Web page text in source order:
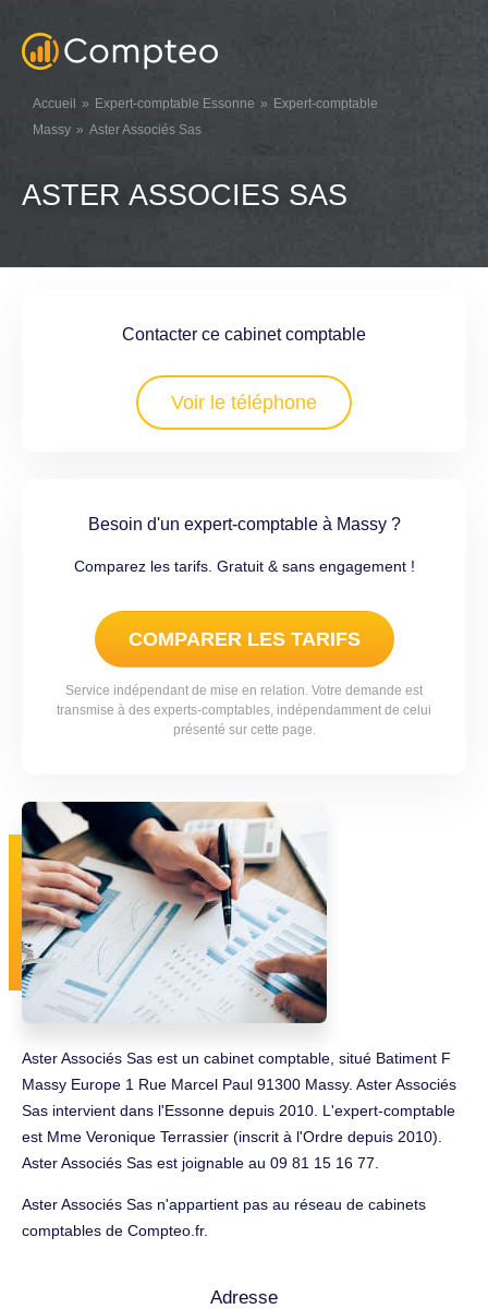
Accueil Expert-comptable Essonne
Expert-comptable
Massy
Aster Associés Sas
ASTER ASSOCIES SAS
Contacter ce cabinet comptable
Voir le téléphone
Besoin d'un expert-comptable à Massy ?
Comparez les tarifs. Gratuit & sans engagement !
COMPARER LES TARIFS
Service indépendant de mise en relation. Votre demande est
transmise à des experts-comptables, indépendamment de celui
présenté sur cette page.
Aster Associés Sas est un cabinet comptable, situé Batiment F
Massy Europe 1 Rue Marcel Paul 91300 Massy. Aster Associés
Sas intervient dans l'Essonne depuis 2010. L'expert-comptable
est Mme Veronique Terrassier (inscrit à l'Ordre depuis 2010).
Aster Associés Sas est joignable au 09 81 15 16 77.
Aster Associés Sas n'appartient pas au réseau de cabinets
comptables de Compteo.fr.
Adresse